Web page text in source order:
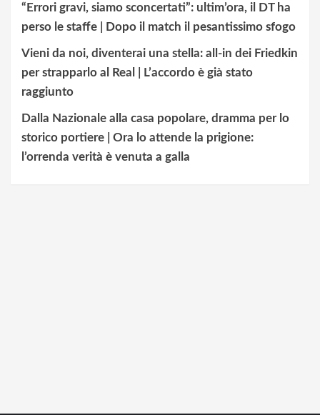
“Errori gravi, siamo sconcertati”: ultim’ora, il DT ha
perso le staffe | Dopo il match il pesantissimo sfogo
Vieni da noi, diventerai una stella: all-in dei Friedkin
per strapparlo al Real | L’accordo è già stato
raggiunto
Dalla Nazionale alla casa popolare, dramma per lo
storico portiere | Ora lo attende la prigione:
l’orrenda verità è venuta a galla